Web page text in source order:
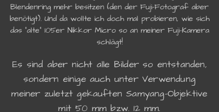
Blendenring mehr besitzen (den der Fuji-Fotograf aber
benötigt). Und da wollte ich doch mal probieren, wie sich
das "alte" 105er Nikkor Micro so an meiner Fuji-Kamera
schlägt!
Es sind aber nicht alle Bilder so entstanden,
sondern einige auch unter Verwendung
meiner zuletzt gekauften Samyang-Objektive
mit 50 mm bzw. 12 mm.